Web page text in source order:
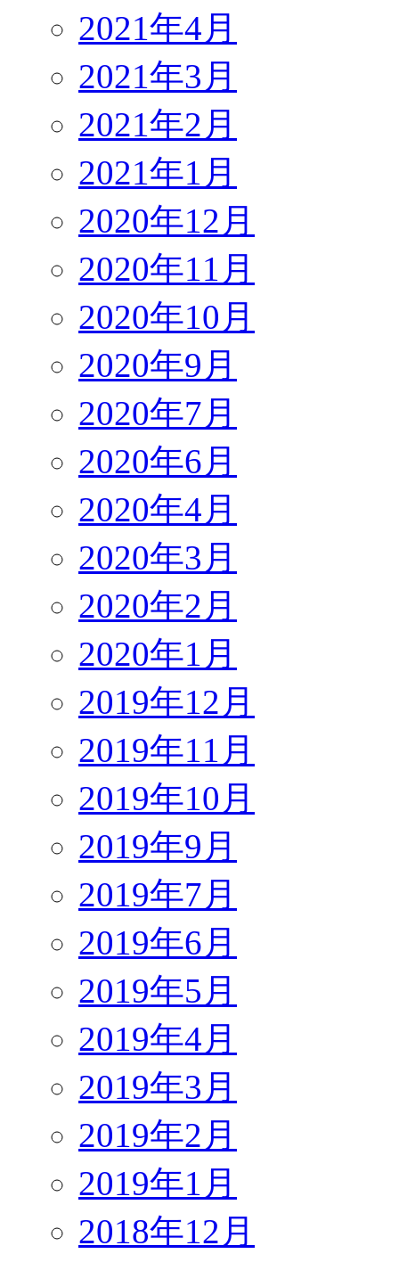
2021年4月
2021年3月
2021年2月
2021年1月
2020年12月
2020年11月
2020年10月
2020年9月
2020年7月
2020年6月
2020年4月
2020年3月
2020年2月
2020年1月
2019年12月
2019年11月
2019年10月
2019年9月
2019年7月
2019年6月
2019年5月
2019年4月
2019年3月
2019年2月
2019年1月
2018年12月